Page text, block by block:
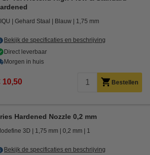
Gehard Staal Blauw 1,75 mm
Bekijk de specificaties en beschrijving
Direct leverbaar
Morgen in huis
10,50 Bestellen
Hardened Nozzle 0,2 mm
3D 1,75 mm 0,2 mm 1
Bekijk de specificaties en beschrijving